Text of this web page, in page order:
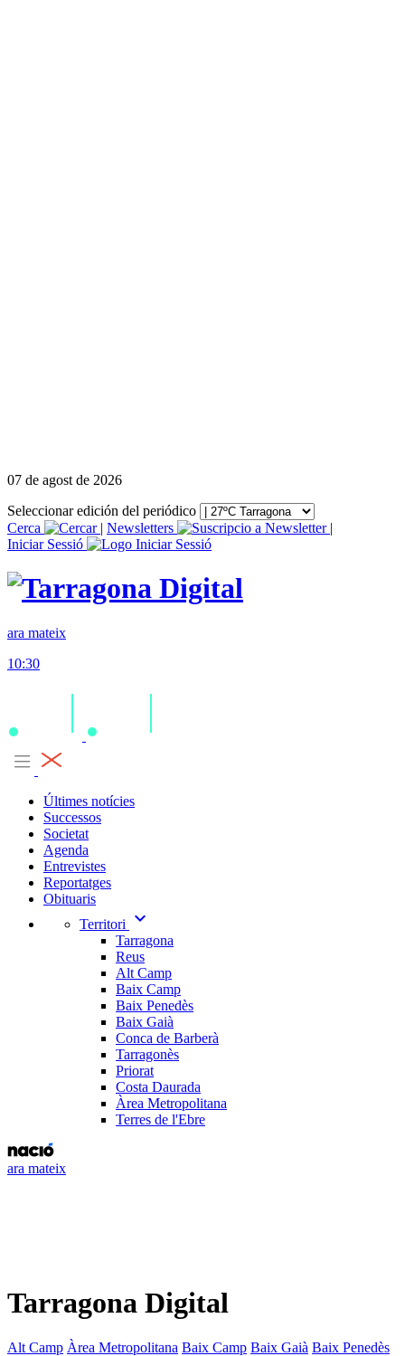
07 de agost de 2026
Seleccionar edición del periódico
Cerca
| Newsletters
|
Iniciar Sessió
ara mateix
10:30
Últimes notícies
Successos
Societat
Agenda
Entrevistes
Reportatges
Obituaris
Territori
expand_more
Tarragona
Reus
Alt Camp
Baix Camp
Baix Penedès
Baix Gaià
Conca de Barberà
Tarragonès
Priorat
Costa Daurada
Àrea Metropolitana
Terres de l'Ebre
ara mateix
Tarragona Digital
Alt Camp Àrea Metropolitana Baix Camp Baix Gaià Baix Penedès